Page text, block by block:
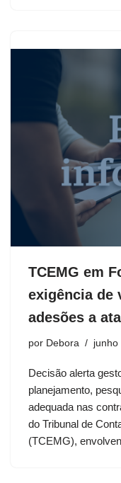
TCEMG em
exigência de
adesões a
por Debora junho
Decisão alerta
planejamento,
adequada nas
do Tribunal de
(TCEMG),